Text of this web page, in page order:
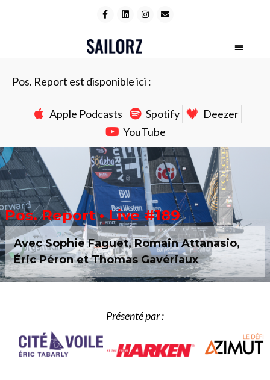
Pos. Report est disponible ici :
Apple Podcasts Spotify
Deezer
YouTube
Pos. Report • Live #189
Avec Sophie Faguet, Romain Attanasio,
Éric Péron et Thomas Gavériaux
Présenté par :